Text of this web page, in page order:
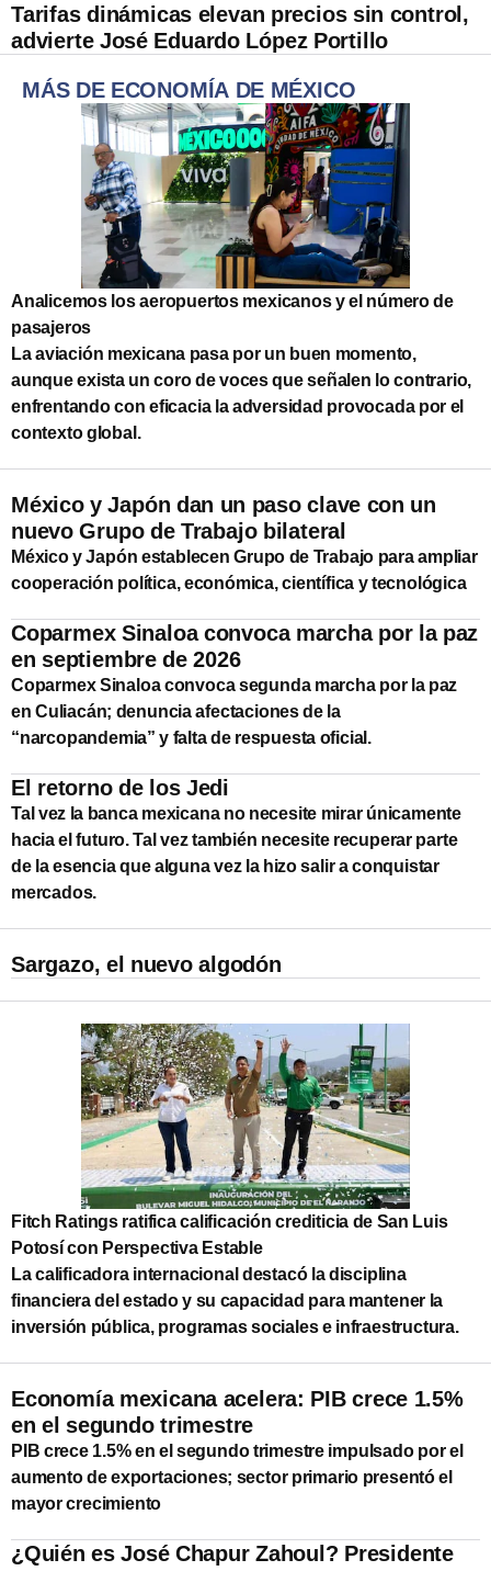
Tarifas dinámicas elevan precios sin control,
advierte José Eduardo López Portillo
MÁS DE ECONOMÍA DE MÉXICO
Analicemos los aeropuertos mexicanos y el número de
pasajeros
La aviación mexicana pasa por un buen momento,
aunque exista un coro de voces que señalen lo contrario,
enfrentando con eficacia la adversidad provocada por el
contexto global.
México y Japón dan un paso clave con un
nuevo Grupo de Trabajo bilateral
México y Japón establecen Grupo de Trabajo para ampliar
cooperación política, económica, científica y tecnológica
Coparmex Sinaloa convoca marcha por la paz
en septiembre de 2026
Coparmex Sinaloa convoca segunda marcha por la paz
en Culiacán; denuncia afectaciones de la
“narcopandemia” y falta de respuesta oficial.
El retorno de los Jedi
Tal vez la banca mexicana no necesite mirar únicamente
hacia el futuro. Tal vez también necesite recuperar parte
de la esencia que alguna vez la hizo salir a conquistar
mercados.
Sargazo, el nuevo algodón
Fitch Ratings ratifica calificación crediticia de San Luis
Potosí con Perspectiva Estable
La calificadora internacional destacó la disciplina
financiera del estado y su capacidad para mantener la
inversión pública, programas sociales e infraestructura.
Economía mexicana acelera: PIB crece 1.5%
en el segundo trimestre
PIB crece 1.5% en el segundo trimestre impulsado por el
aumento de exportaciones; sector primario presentó el
mayor crecimiento
¿Quién es José Chapur Zahoul? Presidente